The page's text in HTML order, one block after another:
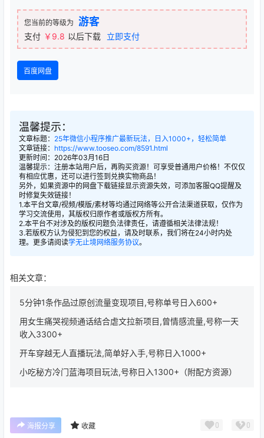
您当前的等级为 游客
支付 ￥9.8 以后下载 立即支付
百度网盘
温馨提示：
文章标题： 25年微信小程序推广最新玩法，日入1000+，轻松简单
文章链接： https://www.tooseo.com/8591.html
更新时间：2026年03月16日
温馨提示：注册本站用户后，再购买资源！可享受普通用户价格！不仅仅
有相应优惠，还可以进行签到兑换实物商品！
另外，如果资源中的网盘下载链接显示资源失效，可添加客服QQ提醒及
时修复失效链接！
1.本平台文章/视频/模版/素材等均通过网络等公开合法渠道获取，仅作为
学习交流使用，其版权归原作者或版权方所有。
2.本平台不对涉及的版权问题负法律责任，请遵循相关法律法规！
3.若版权方认为侵犯到您的权益，请及时联系，我们将在24小时内处
理。更多请阅读学无止境网络服务协议。
相关文章：
5分钟1条作品过原创流量变现项目,号称单号日入600+
用女生痛哭视频通话结合虐文拉新项目,曾情感流量,号称一天
收入3300+
开车穿越无人直播玩法,简单好入手,号称日入1000+
小吃秘方冷门蓝海项目玩法,号称日入1300+（附配方资源）
海报分享 收藏 0 0